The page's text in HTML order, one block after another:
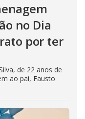
no Dia
por ter
de 22 anos de
ao pai, Fausto